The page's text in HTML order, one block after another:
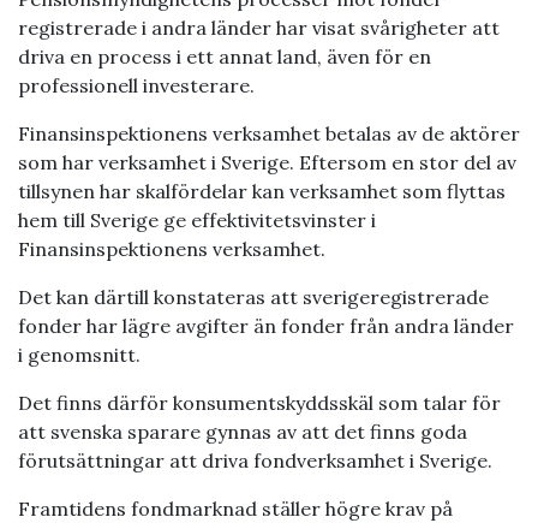
registrerade i andra länder har visat svårigheter att
driva en process i ett annat land, även för en
professionell investerare.
Finansinspektionens verksamhet betalas av de aktörer
som har verksamhet i Sverige. Eftersom en stor del av
tillsynen har skalfördelar kan verksamhet som flyttas
hem till Sverige ge effektivitetsvinster i
Finansinspektionens verksamhet.
Det kan därtill konstateras att sverigeregistrerade
fonder har lägre avgifter än fonder från andra länder
i genomsnitt.
Det finns därför konsumentskyddsskäl som talar för
att svenska sparare gynnas av att det finns goda
förutsättningar att driva fondverksamhet i Sverige.
Framtidens fondmarknad ställer högre krav på